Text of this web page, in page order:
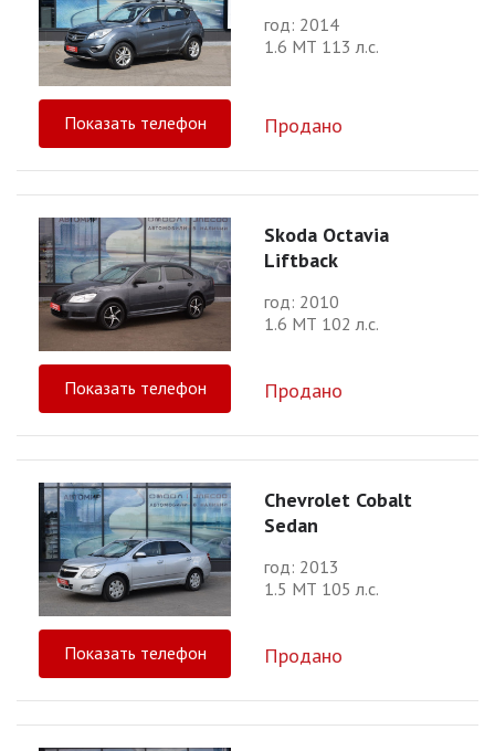
год: 2014
1.6 МТ 113 л.с.
Показать телефон Продано
Skoda Octavia
Liftback
год: 2010
1.6 МТ 102 л.с.
Показать телефон Продано
Chevrolet Cobalt
Sedan
год: 2013
1.5 МТ 105 л.с.
Показать телефон Продано